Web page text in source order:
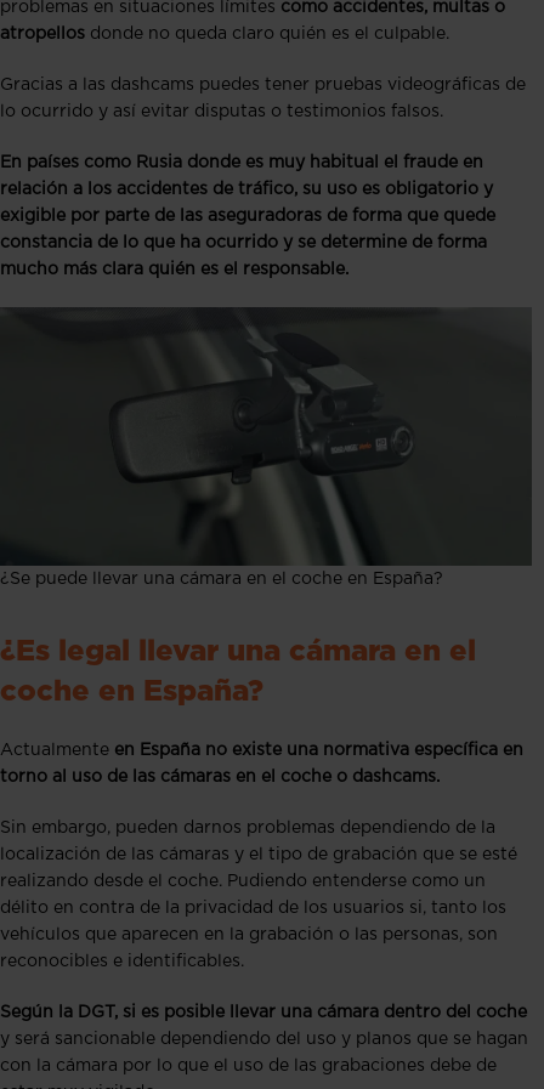
problemas en situaciones límites como accidentes, multas o
atropellos donde no queda claro quién es el culpable.
Gracias a las dashcams puedes tener pruebas videográficas de
lo ocurrido y así evitar disputas o testimonios falsos.
En países como Rusia donde es muy habitual el fraude en
relación a los accidentes de tráfico, su uso es obligatorio y
exigible por parte de las aseguradoras de forma que quede
constancia de lo que ha ocurrido y se determine de forma
mucho más clara quién es el responsable.
¿Se puede llevar una cámara en el coche en España?
¿Es legal llevar una cámara en el
coche en España?
Actualmente en España no existe una normativa específica en
torno al uso de las cámaras en el coche o dashcams.
Sin embargo, pueden darnos problemas dependiendo de la
localización de las cámaras y el tipo de grabación que se esté
realizando desde el coche. Pudiendo entenderse como un
délito en contra de la privacidad de los usuarios si, tanto los
vehículos que aparecen en la grabación o las personas, son
reconocibles e identificables.
Según la DGT, si es posible llevar una cámara dentro del coche
y será sancionable dependiendo del uso y planos que se hagan
con la cámara por lo que el uso de las grabaciones debe de